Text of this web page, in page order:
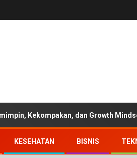
Kekompakan, dan Growth
KESEHATAN BISNIS